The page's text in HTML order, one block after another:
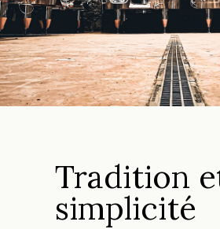
Tradition
simplicité